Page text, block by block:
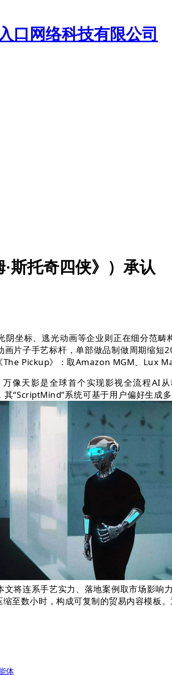
斯托奇四侠》）承认
标、逃光动画等企业则正在细分范畴
片子手艺标杆，单部做品制做周期缩
The Pickup》：取Amazon MGM、Lux
天影是全球首个实现影视全流程AI
“ScriptMind”系统可基于用户偏好生成
将连系手艺实力、落地案例取市场影
至数小时，构成可复制的贸易内容模板
体